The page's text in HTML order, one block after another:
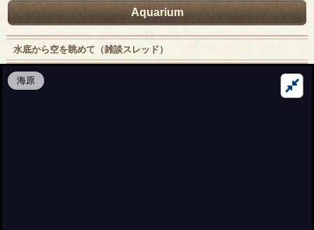
Aquarium
水底から空を眺めて（雑談スレッド）
海原